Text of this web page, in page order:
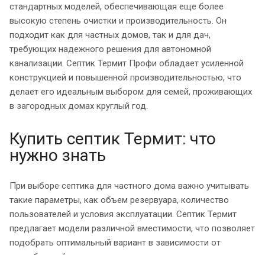
стандартных моделей, обеспечивающая еще более
высокую степень очистки и производительность. Он
подходит как для частных домов, так и для дач,
требующих надежного решения для автономной
канализации. Септик Термит Профи обладает усиленной
конструкцией и повышенной производительностью, что
делает его идеальным выбором для семей, проживающих
в загородных домах круглый год.
Купить септик Термит: что
нужно знать
При выборе септика для частного дома важно учитывать
такие параметры, как объем резервуара, количество
пользователей и условия эксплуатации. Септик Термит
предлагает модели различной вместимости, что позволяет
подобрать оптимальный вариант в зависимости от